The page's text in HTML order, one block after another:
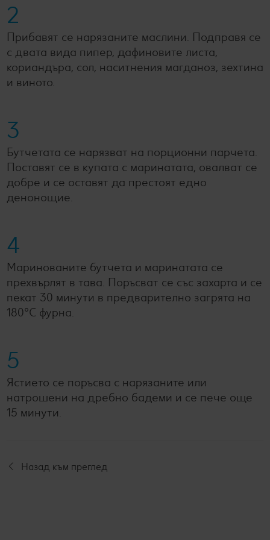
2
Прибавят се нарязаните маслини. Подправя се
с двата вида пипер, дафиновите листа,
кориандъра, сол, наситнения магданоз, зехтина
и виното.
3
Бутчетата се нарязват на порционни парчета.
Поставят се в купата с маринатата, овалват се
добре и се оставят да престоят едно
денонощие.
4
Маринованите бутчета и маринатата се
прехвърлят в тава. Поръсват се със захарта и се
пекат 30 минути в предварително загрята на
180°С фурна.
5
Ястието се поръсва с нарязаните или
натрошени на дребно бадеми и се пече още
15 минути.
Назад към преглед